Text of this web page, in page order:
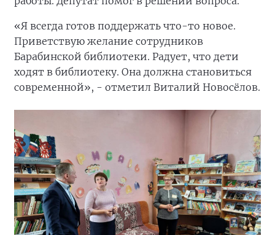
«Я всегда готов поддержать что-то новое.
Приветствую желание сотрудников
Барабинской библиотеки. Радует, что дети
ходят в библиотеку. Она должна становиться
современной», - отметил Виталий Новосёлов.